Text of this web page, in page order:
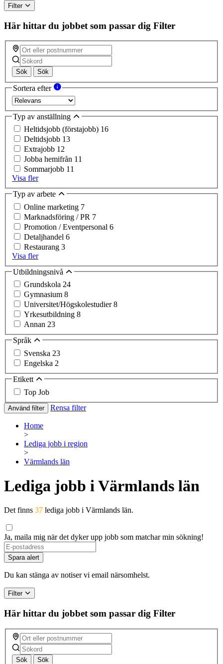
Filter
Här hittar du jobbet som passar dig Filter
Sök Sök
Sortera efter
Typ av anställning
Heltidsjobb (förstajobb) 16
Deltidsjobb 13
Extrajobb 12
Jobba hemifrån 11
Sommarjobb 11
Visa fler
Typ av arbete
Online marketing 7
Marknadsföring / PR 7
Promotion / Eventpersonal 6
Detaljhandel 6
Restaurang 3
Visa fler
Utbildningsnivå
Grundskola 24
Gymnasium 8
Universitet/Högskolestudier8
Yrkesutbildning 8
Annan 23
Språk
Svenska 23
Engelska 2
Etikett
Top Job
Använd filter Rensa filter
Home
>
Lediga jobb i region
>
Värmlands län
Lediga jobb i Värmlands län
Det finns 37 lediga jobb i Värmlands län.
Ja, maila mig när det dyker upp jobb som matchar min sökning!
Spara alert
Du kan stänga av notiser vi email närsomhelst.
Filter
Här hittar du jobbet som passar dig Filter
Sök Sök